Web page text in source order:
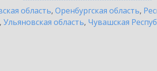
область, Оренбургская область,
, Ульяновская область, Чувашская